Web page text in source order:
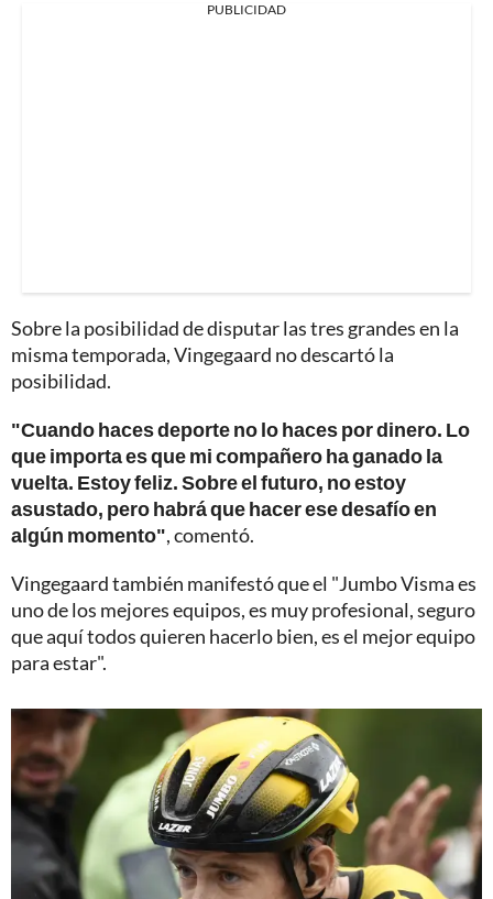
PUBLICIDAD
Sobre la posibilidad de disputar las tres grandes en la
misma temporada, Vingegaard no descartó la
posibilidad.
"Cuando haces deporte no lo haces por dinero. Lo
que importa es que mi compañero ha ganado la
vuelta. Estoy feliz. Sobre el futuro, no estoy
asustado, pero habrá que hacer ese desafío en
algún momento", comentó.
Vingegaard también manifestó que el "Jumbo Visma es
uno de los mejores equipos, es muy profesional, seguro
que aquí todos quieren hacerlo bien, es el mejor equipo
para estar".